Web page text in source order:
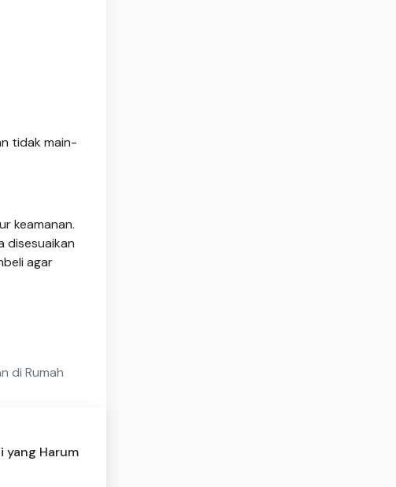
tidak main-
keamanan.
disesuaikan
agar
di Rumah
yang Harum